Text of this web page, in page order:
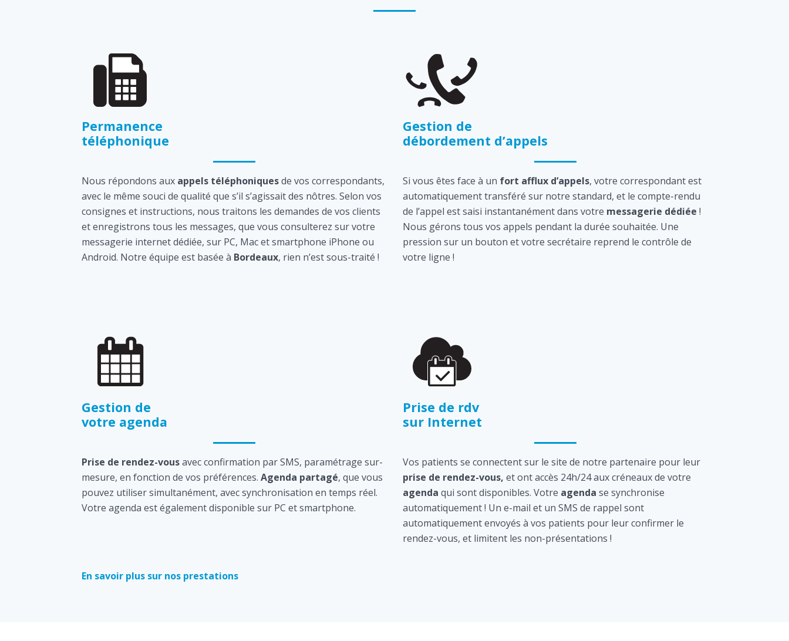
Permanence
téléphonique
Nous répondons aux appels téléphoniquesde vos correspondants,
avec le même souci de qualité que s’il s’agissait des nôtres. Selon vos
consignes et instructions, nous traitons les demandes de vos clients
et enregistrons tous les messages, que vous consulterez sur votre
messagerie internet dédiée, sur PC, Mac et smartphone iPhone ou
Android. Notre équipe est basée à Bordeaux, rien n’est sous-traité !
Gestion de
débordement d’appels
Si vous êtes face à un fort afflux d’appels, votre correspondant est
automatiquement transféré sur notre standard, et le compte-rendu
de l’appel est saisi instantanément dans votre messagerie dédiée !
Nous gérons tous vos appels pendant la durée souhaitée. Une
pression sur un bouton et votre secrétaire reprend le contrôle de
votre ligne !
Gestion de
votre agenda
Prise de rendez-vousavec confirmation par SMS, paramétrage sur-
mesure, en fonction de vos préférences. Agenda partagé, que vous
pouvez utiliser simultanément, avec synchronisation en temps réel.
Votre agenda est également disponible sur PC et smartphone.
Prise de rdv
sur Internet
Vos patients se connectent sur le site de notre partenaire pour leur
prise de rendez-vous, et ont accès 24h/24 aux créneaux de votre
agenda qui sont disponibles. Votre agenda se synchronise
automatiquement ! Un e-mail et un SMS de rappel sont
automatiquement envoyés à vos patients pour leur confirmer le
rendez-vous, et limitent les non-présentations !
En savoir plus sur nos prestations